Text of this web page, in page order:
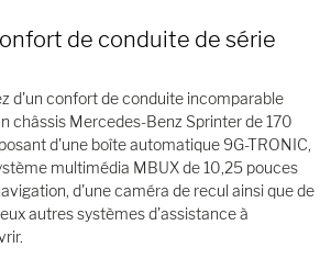
de conduite de série
d'un confort de conduite incomparable
châssis Mercedes-Benz Sprinter de 170
d'une boîte automatique 9G-TRONIC,
multimédia MBUX de 10,25 pouces
d'une caméra de recul ainsi que de
autres systèmes d'assistance à